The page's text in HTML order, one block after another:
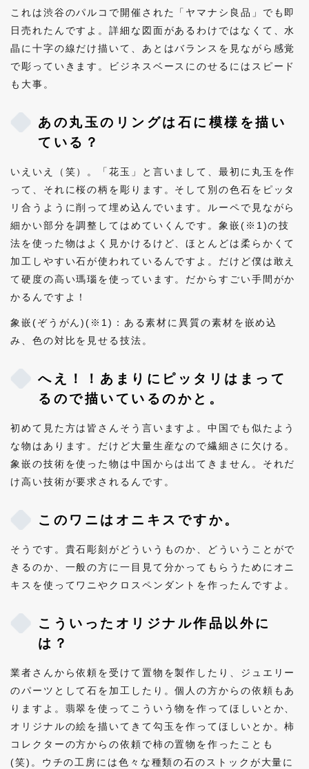
これは渋谷のパルコで開催された「ヤマナシ良品」でも即
日売れたんですよ。詳細な図面があるわけではなくて、水
晶に十字の線だけ描いて、あとはバランスを見ながら感覚
で彫っていきます。ビジネスベースにのせるにはスピード
も大事。
あの丸玉のリングは石に模様を描い
ている？
いえいえ（笑）。「花玉」と言いまして、最初に丸玉を作
って、それに桜の柄を彫ります。そして別の色石をピッタ
リ合うように削って埋め込んでいます。ルーペで見ながら
細かい部分を調整してはめていくんです。象嵌(※1)の技
法を使った物はよく見かけるけど、ほとんどは柔らかくて
加工しやすい石が使われているんですよ。だけど僕は敢え
て硬度の高い瑪瑙を使っています。だからすごい手間がか
かるんですよ！
象嵌(ぞうがん)(※1)：ある素材に異質の素材を嵌め込
み、色の対比を見せる技法。
へえ！！あまりにピッタリはまって
るので描いているのかと。
初めて見た方は皆さんそう言いますよ。中国でも似たよう
な物はあります。だけど大量生産なので繊細さに欠ける。
象嵌の技術を使った物は中国からは出てきません。それだ
け高い技術が要求されるんです。
このワニはオニキスですか。
そうです。貴石彫刻がどういうものか、どういうことがで
きるのか、一般の方に一目見て分かってもらうためにオニ
キスを使ってワニやクロスペンダントを作ったんですよ。
こういったオリジナル作品以外に
は？
業者さんから依頼を受けて置物を製作したり、ジュエリー
のパーツとして石を加工したり。個人の方からの依頼もあ
りますよ。翡翠を使ってこういう物を作ってほしいとか、
オリジナルの絵を描いてきて勾玉を作ってほしいとか。柿
コレクターの方からの依頼で柿の置物を作ったことも
(笑)。ウチの工房には色々な種類の石のストックが大量に